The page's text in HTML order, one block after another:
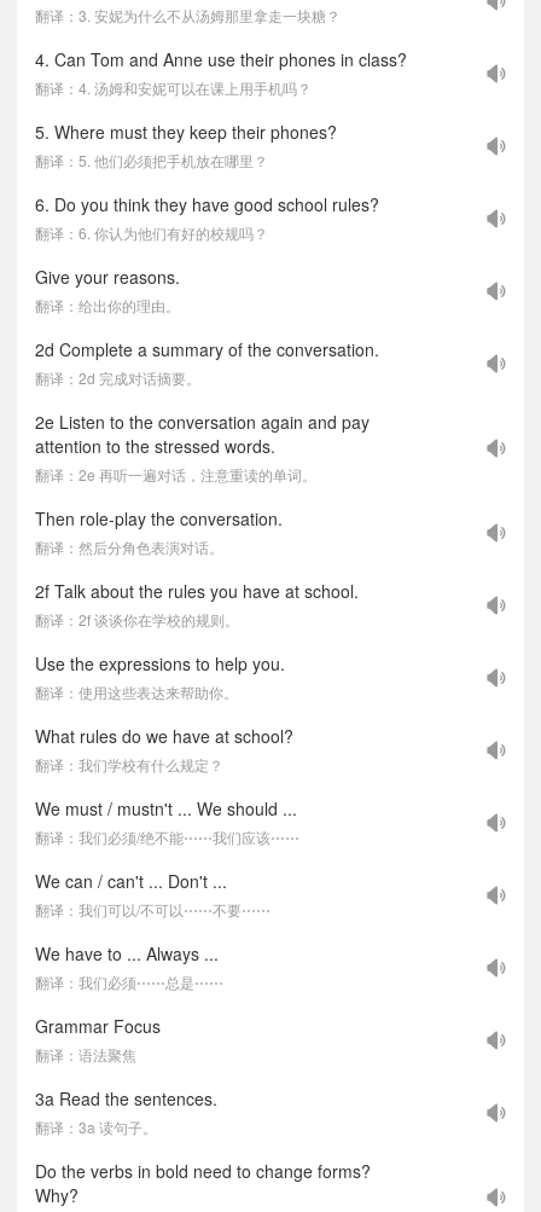
翻译：3. 安妮为什么不从汤姆那里拿走一块糖？
4. Can Tom and Anne use their phones in class?
翻译：4. 汤姆和安妮可以在课上用手机吗？
5. Where must they keep their phones?
翻译：5. 他们必须把手机放在哪里？
6. Do you think they have good school rules?
翻译：6. 你认为他们有好的校规吗？
Give your reasons.
翻译：给出你的理由。
2d Complete a summary of the conversation.
翻译：2d 完成对话摘要。
2e Listen to the conversation again and pay
attention to the stressed words.
翻译：2e 再听一遍对话，注意重读的单词。
Then role-play the conversation.
翻译：然后分角色表演对话。
2f Talk about the rules you have at school.
翻译：2f 谈谈你在学校的规则。
Use the expressions to help you.
翻译：使用这些表达来帮助你。
What rules do we have at school?
翻译：我们学校有什么规定？
We must / mustn't ... We should ...
翻译：我们必须/绝不能⋯⋯我们应该⋯⋯
We can / can't ... Don't ...
翻译：我们可以/不可以⋯⋯不要⋯⋯
We have to ... Always ...
翻译：我们必须⋯⋯总是⋯⋯
Grammar Focus
翻译：语法聚焦
3a Read the sentences.
翻译：3a 读句子。
Do the verbs in bold need to change forms?
Why?